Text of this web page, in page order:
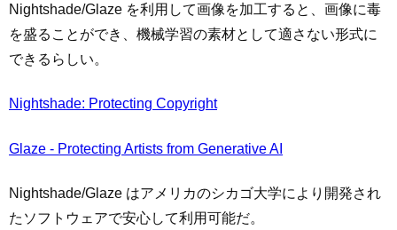
Nightshade/Glaze を利用して画像を加工すると、画像に毒
を盛ることができ、機械学習の素材として適さない形式に
できるらしい。
Nightshade: Protecting Copyright
Glaze - Protecting Artists from Generative AI
Nightshade/Glaze はアメリカのシカゴ大学により開発され
たソフトウェアで安心して利用可能だ。